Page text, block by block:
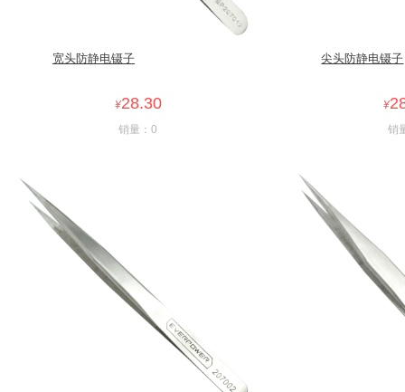
宽头防静电镊子
¥28.30
销量：0
尖头防静电镊子
¥
销